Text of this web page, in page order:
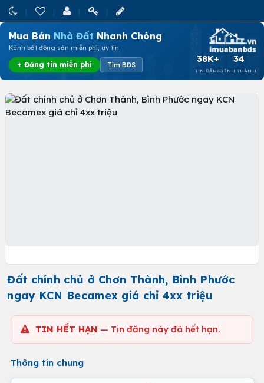
Mua Bán Nhà Đất Nhanh Chóng
Kênh bất động sản miễn phí, uy tín
+ Đăng tin miễn phí Tìm BĐS
38K+
TIN ĐĂNG
34
TỈNH THÀNH
Đất chính chủ ở Chơn Thành, Bình Phước
ngay KCN Becamex giá chỉ 4xx triệu
TIN HẾT HẠN — Tin đăng này đã hết hạn.
Thông tin chung